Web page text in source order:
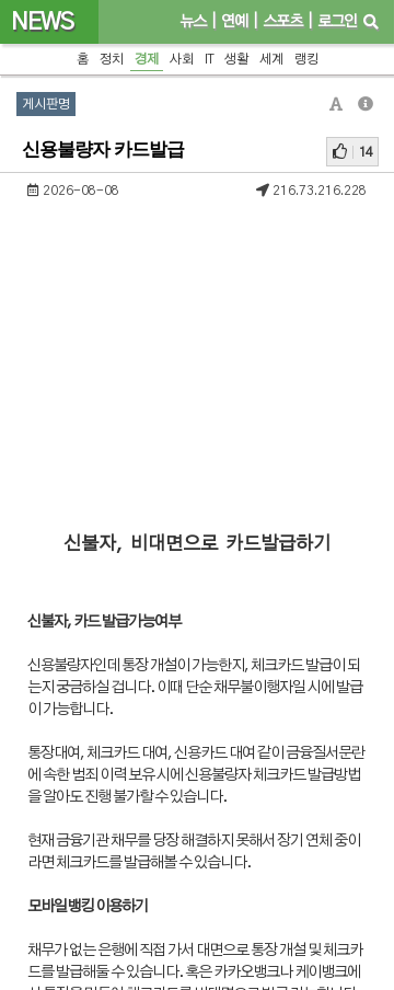
NEWS 뉴스 연예 스포츠 로그인
홈 정치 경제 사회 IT 생활 세계 랭킹
게시판명
신용불량자 카드발급 14
2026-08-08 216.73.216.228
신불자, 비대면으로 카드발급하기
신불자, 카드 발급가능여부
신용불량자인데 통장 개설이 가능한지, 체크카드 발급이 되
는지 궁금하실 겁니다. 이때 단순 채무불이행자일 시에 발급
이 가능합니다.
통장대여, 체크카드 대여, 신용카드 대여 같이 금융질서문란
에 속한 범죄 이력 보유 시에 신용불량자 체크카드 발급방법
을 알아도 진행 불가할 수 있습니다.
현재 금융기관 채무를 당장 해결하지 못해서 장기 연체 중이
라면 체크카드를 발급해볼 수 있습니다.
모바일뱅킹 이용하기
채무가 없는 은행에 직접 가서 대면으로 통장 개설 및 체크카
드를 발급해둘 수 있습니다. 혹은 카카오뱅크나 케이뱅크에